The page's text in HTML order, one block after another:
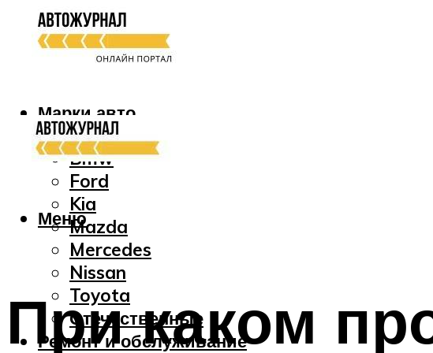
Марки авто
Audi
Bmw
Ford
Kia
Mazda
Mercedes
Nissan
Toyota
Отечественные
Ремонт и обслуживание
Меню
При каком